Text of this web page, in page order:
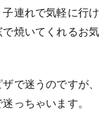
連れで気軽に行
焼いてくれるお気
で迷うのですが
っちゃいます。